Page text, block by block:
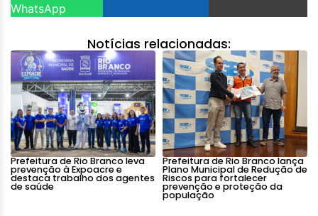
WhatsApp
Notícias relacionadas:
Prefeitura de Rio Branco leva
prevenção à Expoacre e
destaca trabalho dos agentes
de saúde
Prefeitura de Rio Branco lança
Plano Municipal de Redução de
Riscos para fortalecer
prevenção e proteção da
população